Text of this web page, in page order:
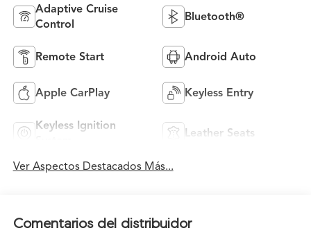
Adaptive Cruise
Control
Bluetooth®
Remote Start Android Auto
Apple CarPlay Keyless Entry
Keyless Ignition
Leather Seats
Ver Aspectos Destacados Más...
Comentarios del distribuidor